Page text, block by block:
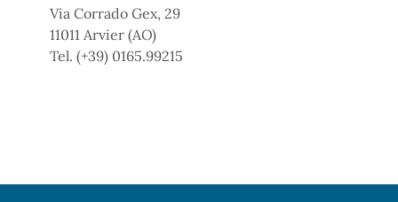
Via Corrado Gex, 29
11011 Arvier (AO)
Tel. (+39) 0165.99215